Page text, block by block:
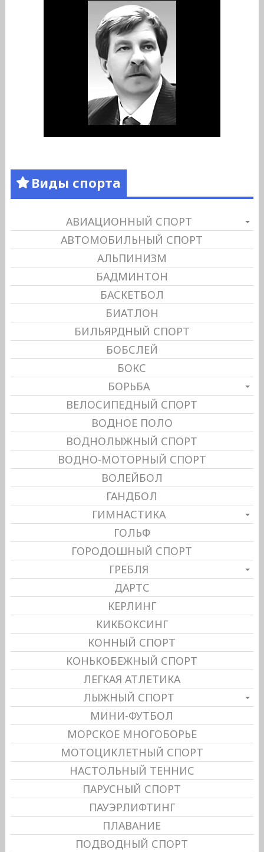
Виды спорта
АВИАЦИОННЫЙ СПОРТ
АВТОМОБИЛЬНЫЙ СПОРТ
АЛЬПИНИЗМ
БАДМИНТОН
БАСКЕТБОЛ
БИАТЛОН
БИЛЬЯРДНЫЙ СПОРТ
БОБСЛЕЙ
БОКС
БОРЬБА
ВЕЛОСИПЕДНЫЙ СПОРТ
ВОДНОЕ ПОЛО
ВОДНОЛЫЖНЫЙ СПОРТ
ВОДНО-МОТОРНЫЙ СПОРТ
ВОЛЕЙБОЛ
ГАНДБОЛ
ГИМНАСТИКА
ГОЛЬФ
ГОРОДОШНЫЙ СПОРТ
ГРЕБЛЯ
ДАРТС
КЕРЛИНГ
КИКБОКСИНГ
КОННЫЙ СПОРТ
КОНЬКОБЕЖНЫЙ СПОРТ
ЛЕГКАЯ АТЛЕТИКА
ЛЫЖНЫЙ СПОРТ
МИНИ-ФУТБОЛ
МОРСКОЕ МНОГОБОРЬЕ
МОТОЦИКЛЕТНЫЙ СПОРТ
НАСТОЛЬНЫЙ ТЕННИС
ПАРУСНЫЙ СПОРТ
ПАУЭРЛИФТИНГ
ПЛАВАНИЕ
ПОДВОДНЫЙ СПОРТ